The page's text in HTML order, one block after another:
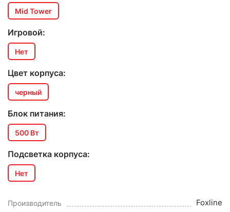
Mid Tower
Игровой:
Нет
Цвет корпуса:
черный
Блок питания:
500 Вт
Подсветка корпуса:
Нет
Производитель Foxline